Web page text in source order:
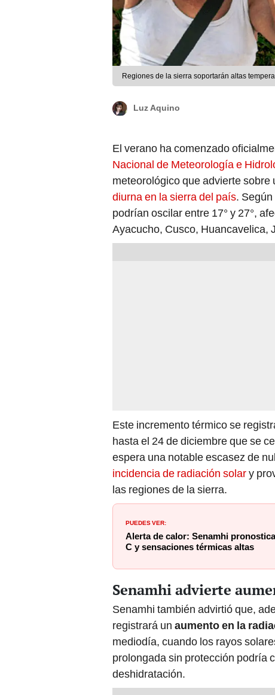
Regiones de la sierra soportarán altas
Luz Aquino
El verano ha comenzado
Nacional de Meteorología e
meteorológico que advierte sobre
diurna en la sierra del país.
podrían oscilar entre 17° y 27°,
Ayacucho, Cusco, Huancavelica,
Este incremento térmico se
hasta el 24 de diciembre que se
espera una notable escasez de
incidencia de radiación solary
las regiones de la sierra.
PUEDES VER:
Alerta de calor: Senamhi
C y sensaciones térmicas altas
Senamhi advierte
Senamhi también advirtió que,
registrará un aumento en la
mediodía, cuando los rayos
prolongada sin protección podría
deshidratación.